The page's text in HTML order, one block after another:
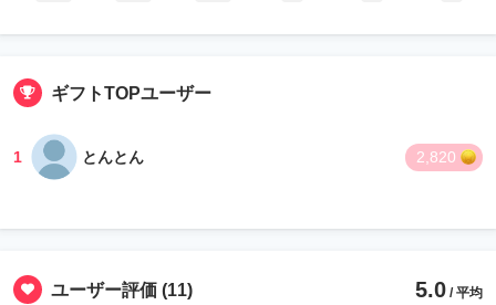
ギフトTOPユーザー
1 とんとん 2,820
ユーザー評価 (11) 5.0 / 平均